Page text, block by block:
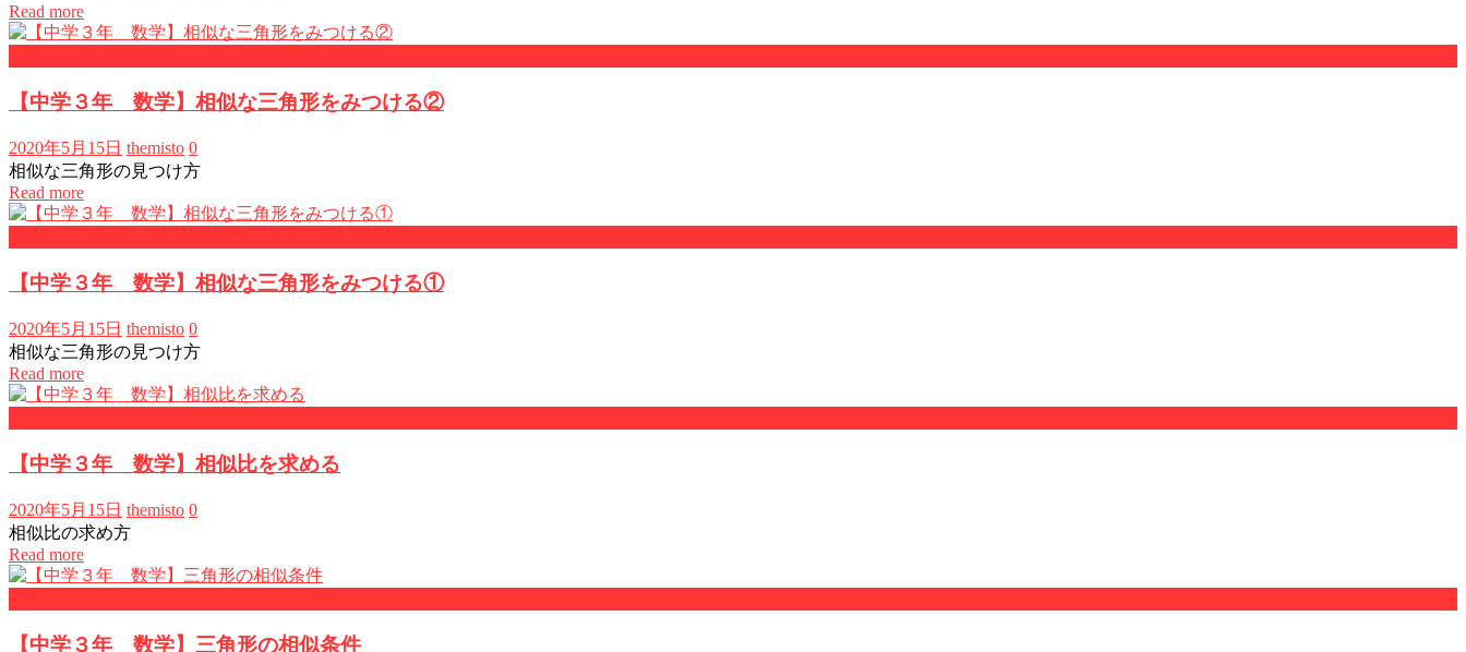
Read more
【中学３年 数学】相似な三角形をみつける②
2020年5月15日 themisto 0
相似な三角形の見つけ方
Read more
【中学３年 数学】相似な三角形をみつける①
2020年5月15日 themisto 0
相似な三角形の見つけ方
Read more
【中学３年 数学】相似比を求める
2020年5月15日 themisto 0
相似比の求め方
Read more
【中学３年 数学】三角形の相似条件